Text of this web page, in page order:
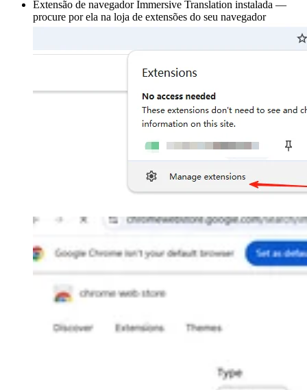
Extensão de navegador Immersive Translation instalada —
procure por ela na loja de extensões do seu navegador